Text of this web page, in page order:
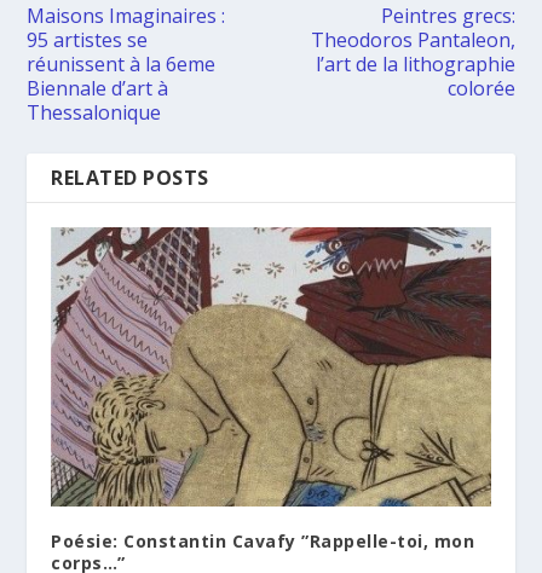
Maisons Imaginaires :
95 artistes se
réunissent à la 6eme
Biennale d’art à
Thessalonique
Peintres grecs:
Theodoros Pantaleon,
l’art de la lithographie
colorée
RELATED POSTS
Poésie: Constantin Cavafy ”Rappelle-toi, mon
corps…”